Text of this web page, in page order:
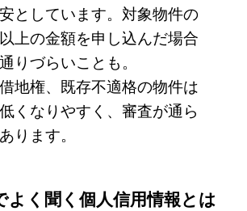
としています。対象物件の
上の金額を申し込んだ場合
りづらいことも。
地権、既存不適格の物件は
くなりやすく、審査が通ら
ります。
よく聞く個人信用情報とは